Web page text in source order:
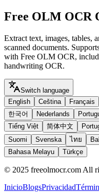
Free OLM OCR
Extract text, images, tables,
scanned documents.
with Free OLM OCR,
handwriting OCR.
Switch language
English
Ceština Français
한국어
Nederlands
Tiếng Việt
简体中文
Suomi
Svenska ไทย
Bahasa Melayu
Türkçe
© 2025 freeolmocr.com All
InicioBlogsPrivacidad